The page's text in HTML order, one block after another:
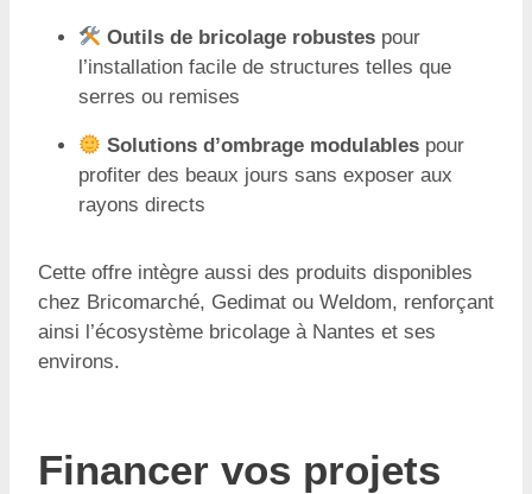
Outils de bricolage robustes pour
l’installation facile de structures telles que
serres ou remises
Solutions d’ombrage modulables pour
profiter des beaux jours sans exposer aux
rayons directs
Cette offre intègre aussi des produits disponibles
chez Bricomarché, Gedimat ou Weldom, renforçant
ainsi l’écosystème bricolage à Nantes et ses
environs.
Financer vos projets